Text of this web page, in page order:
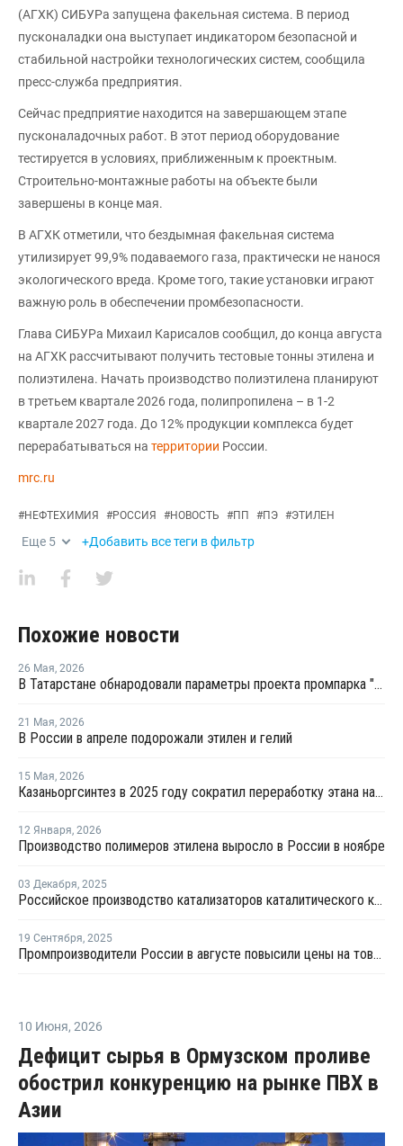
(АГХК) СИБУРа запущена факельная система. В период
пусконаладки она выступает индикатором безопасной и
стабильной настройки технологических систем, сообщила
пресс-служба предприятия.
Сейчас предприятие находится на завершающем этапе
пусконаладочных работ. В этот период оборудование
тестируется в условиях, приближенным к проектным.
Строительно-монтажные работы на объекте были
завершены в конце мая.
В АГХК отметили, что бездымная факельная система
утилизирует 99,9% подаваемого газа, практически не нанося
экологического вреда. Кроме того, такие установки играют
важную роль в обеспечении промбезопасности.
Глава СИБУРа Михаил Карисалов сообщил, до конца августа
на АГХК рассчитывают получить тестовые тонны этилена и
полиэтилена. Начать производство полиэтилена планируют
в третьем квартале 2026 года, полипропилена – в 1-2
квартале 2027 года. До 12% продукции комплекса будет
перерабатываться на территории России.
mrc.ru
#НЕФТЕХИМИЯ #РОССИЯ #НОВОСТЬ #ПП #ПЭ #ЭТИЛЕН
Еще 5 +Добавить все теги в фильтр
Похожие новости
26 Мая, 2026
В Татарстане обнародовали параметры проекта промпарка "Этилен-600"
21 Мая, 2026
В России в апреле подорожали этилен и гелий
15 Мая, 2026
Казаньоргсинтез в 2025 году сократил переработку этана на 5%, сжиженного газа – на 24%
12 Января, 2026
Производство полимеров этилена выросло в России в ноябре
03 Декабря, 2025
Российское производство катализаторов каталитического крекинга достигло 12 тыс. тонн в год
19 Сентября, 2025
Промпроизводители России в августе повысили цены на товары на 1,1%
10 Июня, 2026
Дефицит сырья в Ормузском проливе
обострил конкуренцию на рынке ПВХ в
Азии